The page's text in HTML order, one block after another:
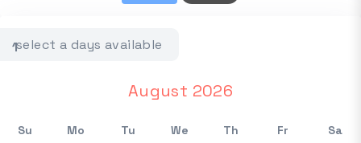
select a days available
1
August 2026
Su Mo Tu We Th Fr Sa